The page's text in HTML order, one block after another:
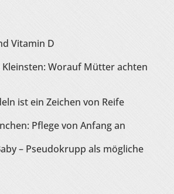
Vitamin D
Worauf Mütter achten
ist ein Zeichen von Reife
Pflege von Anfang an
– Pseudokrupp als mögliche